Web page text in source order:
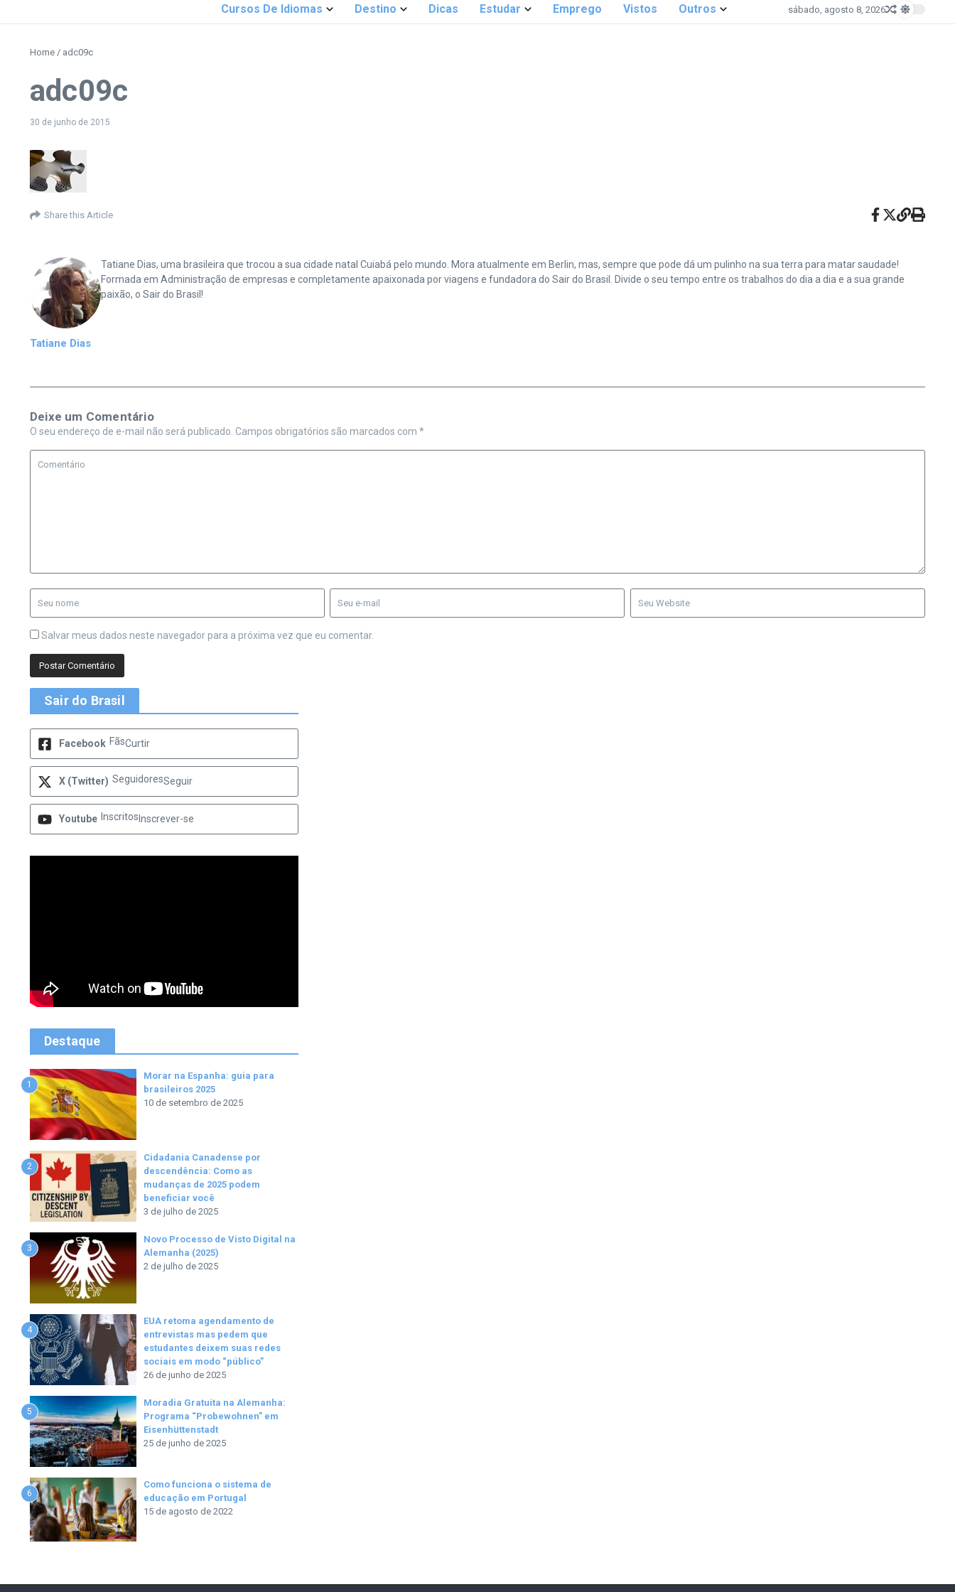
Cursos De Idiomas Destino Dicas Estudar Emprego Vistos Outros sábado, agosto 8, 2026
Home / adc09c
adc09c
30 de junho de 2015
Share this Article
Tatiane Dias
Tatiane Dias, uma brasileira que trocou a sua cidade natal Cuiabá pelo mundo. Mora atualmente em Berlin, mas, sempre que pode dá um pulinho na sua terra para matar saudade!
Formada em Administração de empresas e completamente apaixonada por viagens e fundadora do Sair do Brasil. Divide o seu tempo entre os trabalhos do dia a dia e a sua grande
paixão, o Sair do Brasil!
Deixe um Comentário
O seu endereço de e-mail não será publicado. Campos obrigatórios são marcados com *
Salvar meus dados neste navegador para a próxima vez que eu comentar.
Sair do Brasil
Facebook FãsCurtir
X (Twitter) SeguidoresSeguir
Youtube Inscritos Inscrever-se
Destaque
1
Morar na Espanha: guia para
brasileiros 2025
10 de setembro de 2025
2
Cidadania Canadense por
descendência: Como as
mudanças de 2025 podem
beneficiar você
3 de julho de 2025
3
Novo Processo de Visto Digital na
Alemanha (2025)
2 de julho de 2025
4
EUA retoma agendamento de
entrevistas mas pedem que
estudantes deixem suas redes
sociais em modo “público”
26 de junho de 2025
5
Moradia Gratuita na Alemanha:
Programa “Probewohnen” em
Eisenhüttenstadt
25 de junho de 2025
6
Como funciona o sistema de
educação em Portugal
15 de agosto de 2022